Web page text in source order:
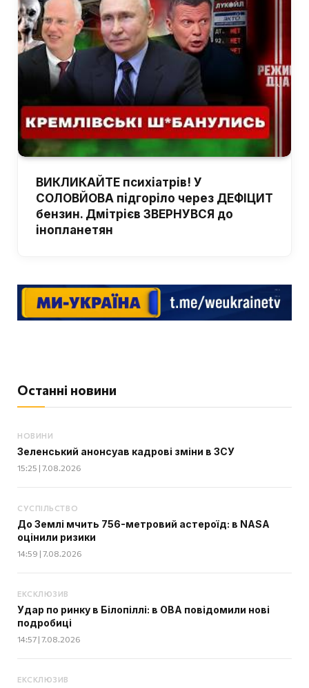
ВИКЛИКАЙТЕ психіатрів! У
СОЛОВЙОВА підгоріло через ДЕФІЦИТ
бензин. Дмітрієв ЗВЕРНУВСЯ до
інопланетян
Останні новини
НОВИНИ
Зеленський анонсуав кадрові зміни в ЗСУ
15:25 | 7.08.2026
СУСПІЛЬСТВО
До Землі мчить 756-метровий астероїд: в NASA
оцінили ризики
14:59 | 7.08.2026
ЕКСКЛЮЗИВ
Удар по ринку в Білопіллі: в ОВА повідомили нові
подробиці
14:57 | 7.08.2026
ЕКСКЛЮЗИВ